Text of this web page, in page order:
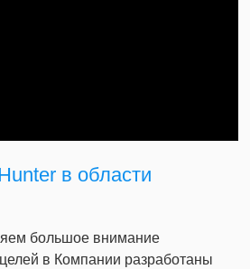
в области
большое внимание
в Компании разработаны